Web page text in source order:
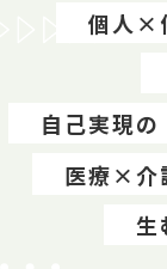
個人×
自己実現
医療×介
生